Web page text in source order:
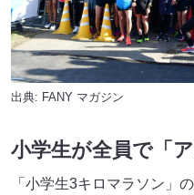
出典: FANY マガジン
小学生が全員で「ア
「小学生3キロマラソン」